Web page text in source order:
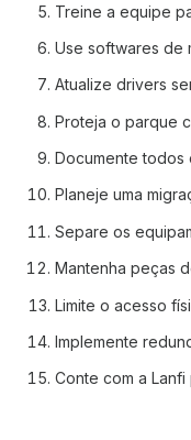
Treine a equipe
Use softwares de
Atualize drivers
Proteja o parque
Documente todos
Planeje uma
Separe os
Mantenha peças
Limite o acesso
Implemente
Conte com a